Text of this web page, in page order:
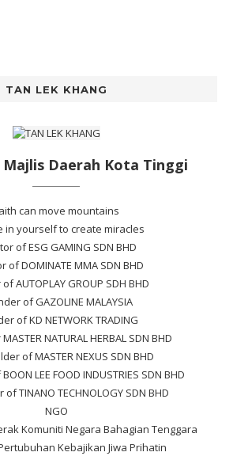
TAN LEK KHANG
Daerah Kota Tinggi
can move mountains
in yourself to create miracles
of ESG GAMING SDN BHD
of DOMINATE MMA SDN BHD
AUTOPLAY GROUP SDH BHD
of GAZOLINE MALAYSIA
of KD NETWORK TRADING
NATURAL HERBAL SDN BHD
of MASTER NEXUS SDN BHD
LEE FOOD INDUSTRIES SDN BHD
TINANO TECHNOLOGY SDN BHD
NGO
Komuniti Negara Bahagian Tenggara
Kebajikan Jiwa Prihatin